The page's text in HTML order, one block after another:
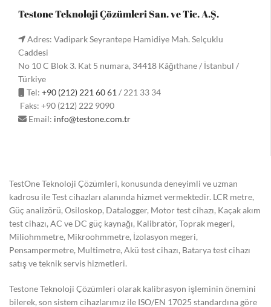
Testone Teknoloji Çözümleri San. ve Tic. A.Ş.
Adres: Vadipark Seyrantepe Hamidiye Mah. Selçuklu
Caddesi
No 10 C Blok 3. Kat 5 numara, 34418 Kâğıthane / İstanbul /
Türkiye
Tel: +90 (212) 221 60 61 / 221 33 34
Faks: +90 (212) 222 9090
Email: info@testone.com.tr
TestOne Teknoloji Çözümleri, konusunda deneyimli ve uzman
kadrosu ile Test cihazları alanında hizmet vermektedir. LCR metre,
Güç analizörü, Osiloskop, Datalogger, Motor test cihazı, Kaçak akım
test cihazı, AC ve DC güç kaynağı, Kalibratör, Toprak megeri,
Miliohmmetre, Mikroohmmetre, İzolasyon megeri,
Pensampermetre, Multimetre, Akü test cihazı, Batarya test cihazı
satış ve teknik servis hizmetleri.
Testone Teknoloji Çözümleri olarak kalibrasyon işleminin önemini
bilerek, son sistem cihazlarımız ile ISO/EN 17025 standardına göre